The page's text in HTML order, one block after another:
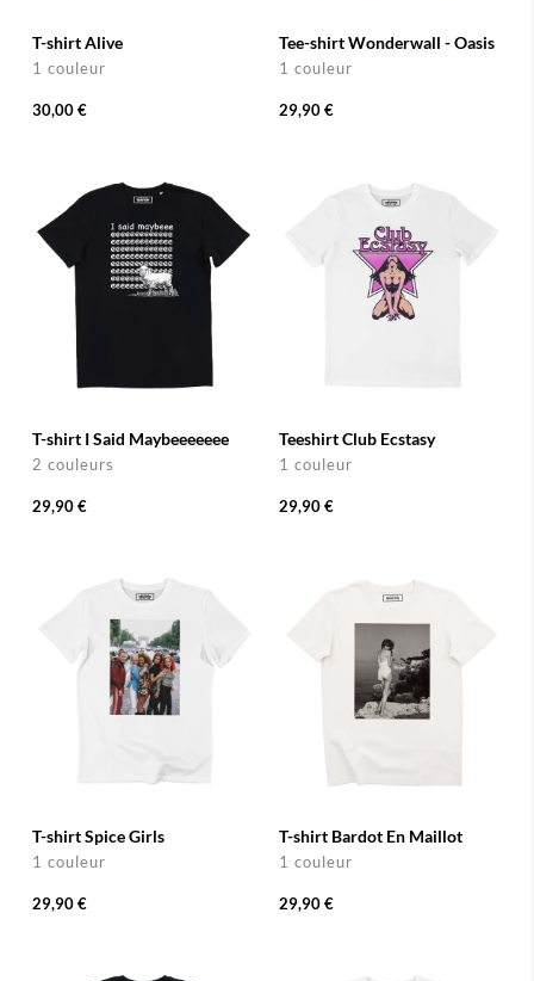
T-shirt Alive
1 couleur
30,00 €
Tee-shirt Wonderwall - Oasis
1 couleur
29,90 €
T-shirt I Said Maybeeeeeee
2 couleurs
29,90 €
Teeshirt Club Ecstasy
1 couleur
29,90 €
T-shirt Spice Girls
1 couleur
29,90 €
T-shirt Bardot En Maillot
1 couleur
29,90 €